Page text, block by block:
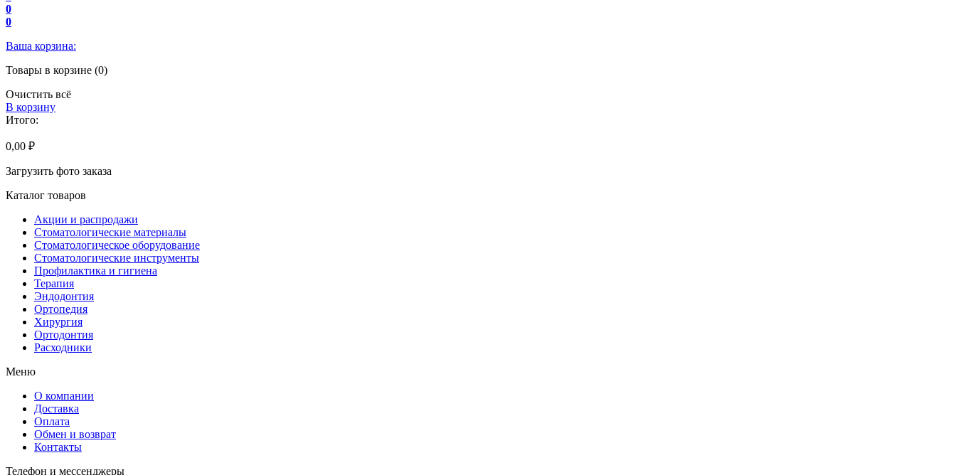
0
0
Ваша корзина:
Товары в корзине (0)
Очистить всё
В корзину
Итого:
0,00 ₽
Загрузить фото заказа
Каталог товаров
Акции и распродажи
Стоматологические материалы
Стоматологическое оборудование
Стоматологические инструменты
Профилактика и гигиена
Терапия
Эндодонтия
Ортопедия
Хирургия
Ортодонтия
Расходники
Меню
О компании
Доставка
Оплата
Обмен и возврат
Контакты
Телефон и мессенджеры